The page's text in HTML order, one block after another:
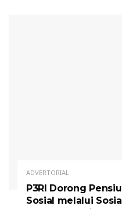
ADVERTORIAL
P3RI Dorong
Sosial melalui